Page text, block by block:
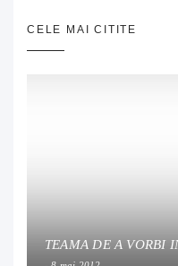
CELE MAI CITITE
TEAMA DE A VORBI